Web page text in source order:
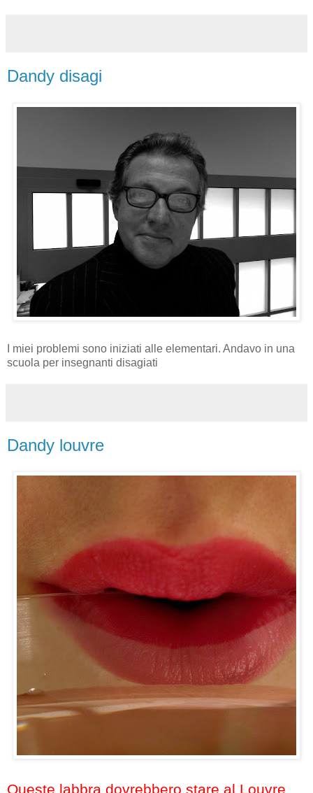
Dandy disagi
I miei problemi sono iniziati alle elementari. Andavo in una
scuola per insegnanti disagiati
Dandy louvre
Queste labbra dovrebbero stare al Louvre